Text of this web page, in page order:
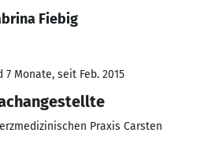
Fiebig
7 Monate, seit Feb. 2015
Praxis Carsten